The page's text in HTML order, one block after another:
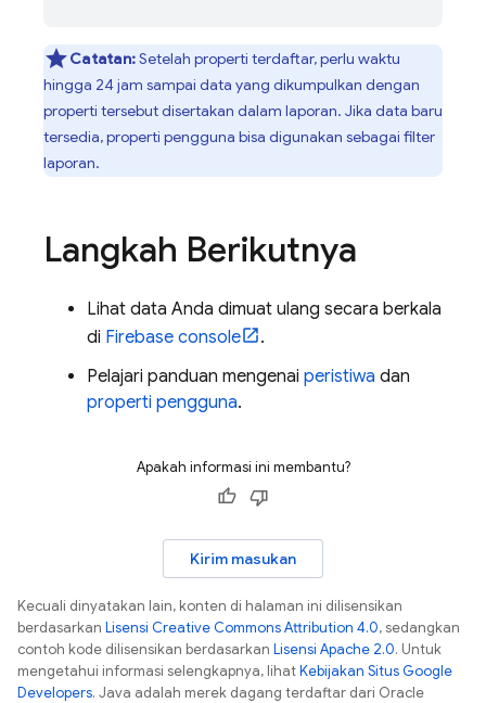
Catatan:Setelah properti terdaftar, perlu waktu
hingga 24 jam sampai data yang dikumpulkan dengan
properti tersebut disertakan dalam laporan. Jika data baru
tersedia, properti pengguna bisa digunakan sebagai filter
laporan.
Langkah Berikutnya
Lihat data Anda dimuat ulang secara berkala
di Firebase console
.
Pelajari panduan mengenai peristiwa dan
properti pengguna.
Apakah informasi ini membantu?
Kirim masukan
Kecuali dinyatakan lain, konten di halaman ini dilisensikan
berdasarkan Lisensi Creative Commons Attribution 4.0, sedangkan
contoh kode dilisensikan berdasarkan Lisensi Apache 2.0. Untuk
mengetahui informasi selengkapnya, lihatKebijakan Situs Google
Developers. Java adalah merek dagang terdaftar dari Oracle